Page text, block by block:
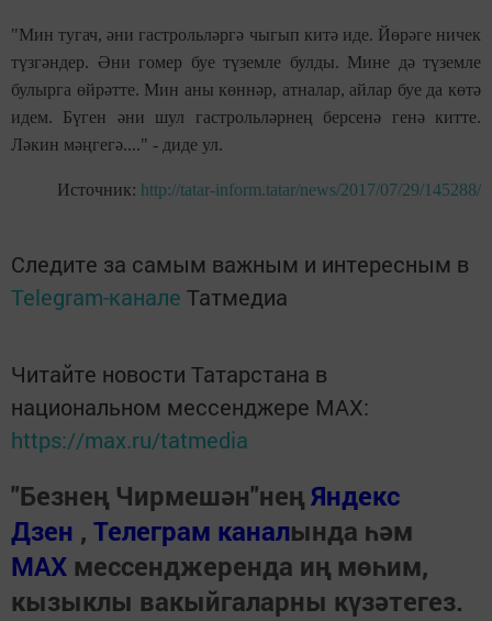
"Мин тугач, әни гастрольләргә чыгып китә иде. Йөрәге ничек
түзгәндер. Әни гомер буе түземле булды. Мине дә түземле
булырга өйрәтте. Мин аны көннәр, атналар, айлар буе да көтә
идем. Бүген әни шул гастрольләрнең берсенә генә китте.
Ләкин мәңгегә...." - диде ул.
Источник: http://tatar-inform.tatar/news/2017/07/29/145288/
Следите за самым важным и интересным в
Telegram-канале Татмедиа
Читайте новости Татарстана в
национальном мессенджере MАХ:
https://max.ru/tatmedia
"Безнең Чирмешән"неңЯндекс
Дзен , Телеграм каналында һәм
МАХ мессенджеренда иң мөһим,
кызыклы вакыйгаларны күзәтегез.